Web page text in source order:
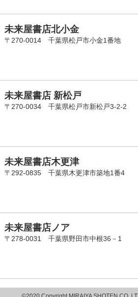
未来屋書店北小金
〒270-0014 千葉県松戸市小金1番地
未来屋書店 新松戸
〒270-0034 千葉県松戸市新松戸3-2-2
未来屋書店木更津
〒292-0835 千葉県木更津市築地1番4
未来屋書店ノア
〒278-0031 千葉県野田市中根36－1